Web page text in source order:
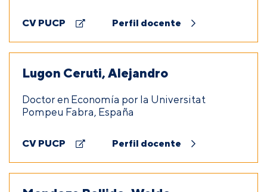
CV PUCP Perfil docente
Lugon Ceruti, Alejandro
Doctor en Economía por la Universitat
Pompeu Fabra, España
CV PUCP Perfil docente